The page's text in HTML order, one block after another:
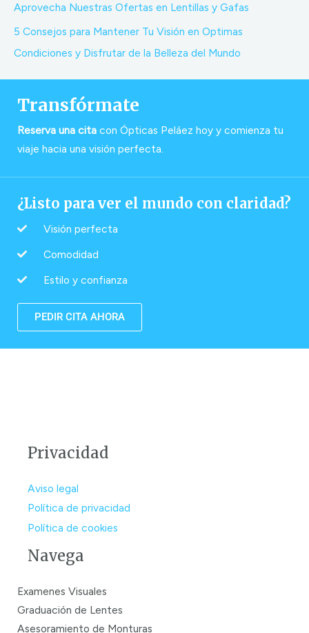
Aprovecha Nuestras Ofertas en Lentillas y Gafas
5 Consejos para Mantener Tu Visión en Optimas
Condiciones y Disfrutar de la Belleza del Mundo
Transfórmate
Reserva una cita con Ópticas Peláez hoy y comienza tu
viaje hacia una visión perfecta.
¿Listo para ver el mundo con claridad?
Visión perfecta
Comodidad
Estilo y confianza
PEDIR CITA AHORA
Privacidad
Aviso legal
Política de privacidad
Política de cookies
Navega
Examenes Visuales
Graduación de Lentes
Asesoramiento de Monturas